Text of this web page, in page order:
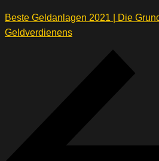
Beste Geldanlagen 2021 | Die
Geldverdienens